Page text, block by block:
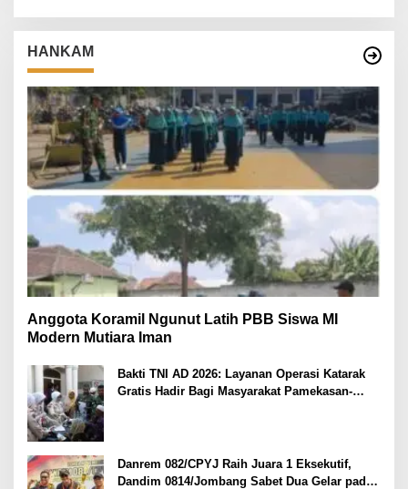
HANKAM
Anggota Koramil Ngunut Latih PBB Siswa MI
Modern Mutiara Iman
Bakti TNI AD 2026: Layanan Operasi Katarak
Gratis Hadir Bagi Masyarakat Pamekasan-
Danrem 082/CPYJ Raih Juara 1 Eksekutif,
Dandim 0814/Jombang Sabet Dua Gelar pada